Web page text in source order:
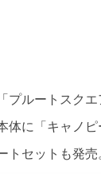
プルートスク
体に「キャノピ
トセットも発売